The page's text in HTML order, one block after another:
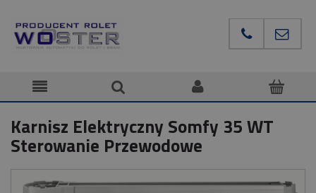
Karnisz Elektryczny Somfy 35 WT
Sterowanie Przewodowe